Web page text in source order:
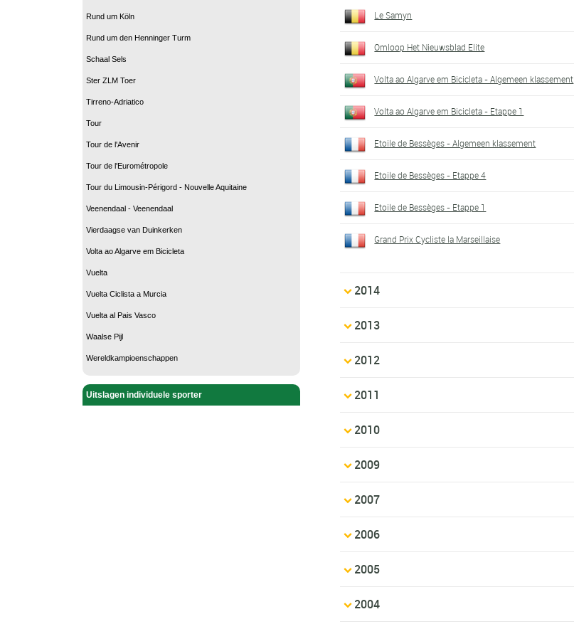
Rund um Köln
Rund um den Henninger Turm
Schaal Sels
Ster ZLM Toer
Tirreno-Adriatico
Tour
Tour de l'Avenir
Tour de l'Eurométropole
Tour du Limousin-Périgord - Nouvelle Aquitaine
Veenendaal - Veenendaal
Vierdaagse van Duinkerken
Volta ao Algarve em Bicicleta
Vuelta
Vuelta Ciclista a Murcia
Vuelta al Pais Vasco
Waalse Pijl
Wereldkampioenschappen
Uitslagen individuele sporter
Le Samyn
Omloop Het Nieuwsblad Elite
Volta ao Algarve em Bicicleta - Algemeen klassement
Volta ao Algarve em Bicicleta - Etappe 1
Etoile de Bessèges - Algemeen klassement
Etoile de Bessèges - Etappe 4
Etoile de Bessèges - Etappe 1
Grand Prix Cycliste la Marseillaise
2014
2013
2012
2011
2010
2009
2007
2006
2005
2004